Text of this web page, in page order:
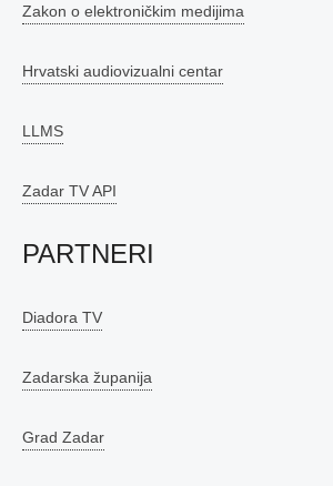
Zakon o elektroničkim medijima
Hrvatski audiovizualni centar
LLMS
Zadar TV API
PARTNERI
Diadora TV
Zadarska županija
Grad Zadar